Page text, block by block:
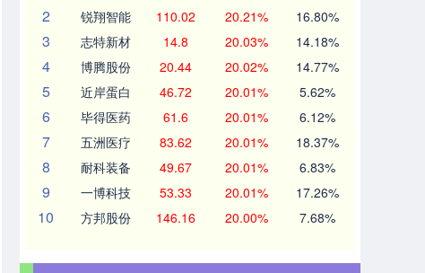
2 锐翔智能 110.02 20.21% 16.80%
3 志特新材 14.8 20.03% 14.18%
4 博腾股份 20.44 20.02% 14.77%
5 近岸蛋白 46.72 20.01% 5.62%
6 毕得医药 61.6 20.01% 6.12%
7 五洲医疗 83.62 20.01% 18.37%
8 耐科装备 49.67 20.01% 6.83%
9 一博科技 53.33 20.01% 17.26%
10 方邦股份 146.16 20.00% 7.68%